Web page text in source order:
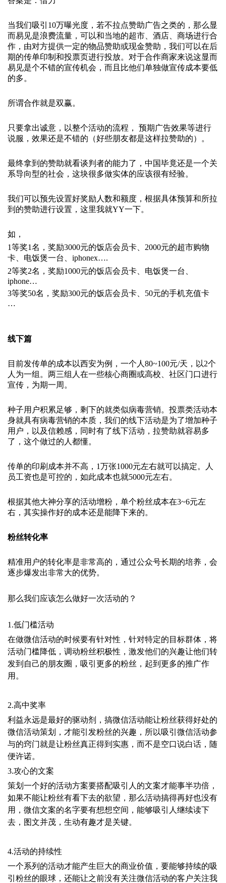
当我们吸引10万曝光度，若不拉点赞助广告之类的，那么显
而易见是浪费流量，可以和当地的超市、酒店、商场进行合
作，由对方提供一定的物品赞助或现金赞助，我们可以在后
期的传单印制和投票页进行投放。对于合作商家来说这显而
易见是个不错的宣传机会，而且比他们单独做宣传成本要低
的多。
所谓合作就是双赢。
只要拿出诚意，以整个活动的流程， 预期广告效果等进行
说服，效果还是不错的（好些朋友都是这样拉赞助的）。
最终拿到的赞助就看谈判者的能力了，中国毕竟还是一个关
系导向型的社会，这块很多做实体的应该很有经验。
我们可以预先设置好奖励人数和额度，根据具体预算和所拉
到的赞助进行设置，这里我就YY一下。
如，
1等奖1名，奖励3000元的饭店会员卡、2000元的超市购物
卡、电饭煲一台、iphonex….
2等奖2名，奖励1000元的饭店会员卡、电饭煲一台、
iphone…
3等奖50名，奖励300元的饭店会员卡、50元的手机充值卡
…
线下篇
目前发传单的成本以西安为例，一个人80~100元/天，以2个
人为一组。两三组人在一些核心商圈或高校、社区门口进行
宣传，为期一周。
种子用户积累足够，剩下的就类似病毒营销。投票类活动本
身就具有病毒营销的本质，我们的线下活动是为了增加种子
用户，以及信赖感，同时有了线下活动，拉赞助就容易多
了，这个做过的人都懂。
传单的印刷成本并不高，1万张1000元左右就可以搞定。人
员工资也是可控的，如此成本也就5000元左右。
根据其他大神分享的活动增粉，单个粉丝成本在3~6元左
右，其实操作好的成本还是能降下来的。
粉丝转化率
精准用户的转化率是非常高的，通过公众号长期的培养，会
逐步爆发出非常大的优势。
那么我们应该怎么做好一次活动的？
1.低门槛活动
在做微信活动的时候要有针对性，针对特定的目标群体，将
活动门槛降低，调动粉丝积极性，激发他们的兴趣让他们转
发到自己的朋友圈，吸引更多的粉丝，起到更多的推广作
用。
2.高中奖率
利益永远是最好的驱动剂， 搞微信活动能让粉丝获得好处的
微信活动策划，才能引发粉丝的兴趣，所以吸引微信活动参
与的窍门就是让粉丝真正得到实惠，而不是空口说白话，随
便许诺。
3.攻心的文案
策划一个好的活动方案要搭配吸引人的文案才能事半功倍，
如果不能让粉丝有看下去的欲望，那么活动搞得再好也没有
用，微信文案的名字要有想想空间，能够吸引人继续读下
去，图文并茂，生动有趣才是关键。
​4.活动的持续性
一个系列的活动才能产生巨大的商业价值，要能够持续的吸
引粉丝的眼球，还能让之前没有关注微信活动的客户关注我